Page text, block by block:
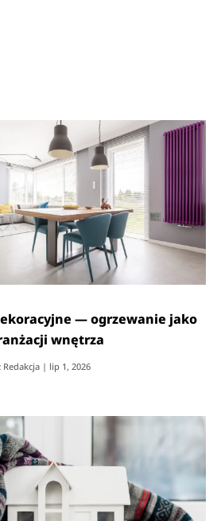
— ogrzewanie jako
wnętrza
Redakcja | lip 1, 2026